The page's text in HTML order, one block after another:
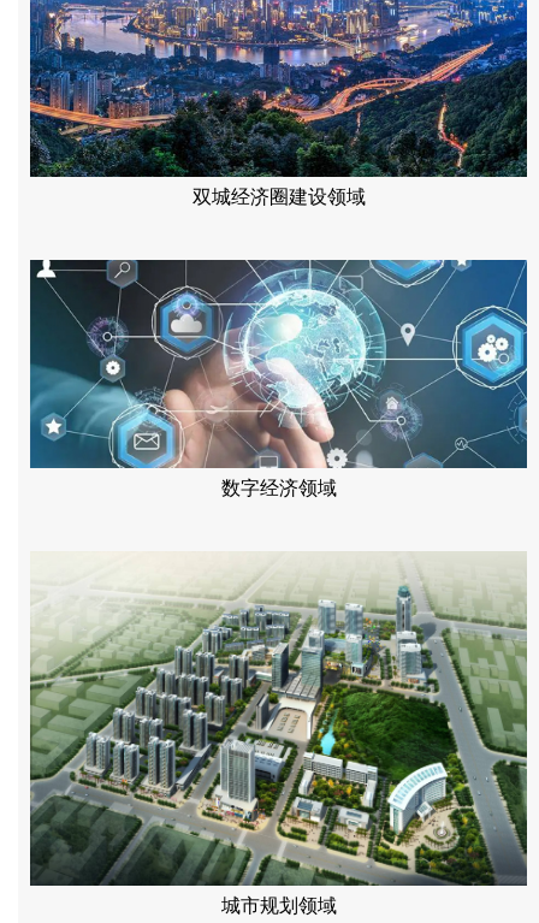
行院长黄北泉、重庆工商大学各校外教学合作点校长及
招生负责人以及政府、企事业人士等校外嘉宾参会，会
议由重庆工商大学继续教育学院综合办主任吴可主持。
双城经济圈建设领域
数字经济领域
城市规划领域